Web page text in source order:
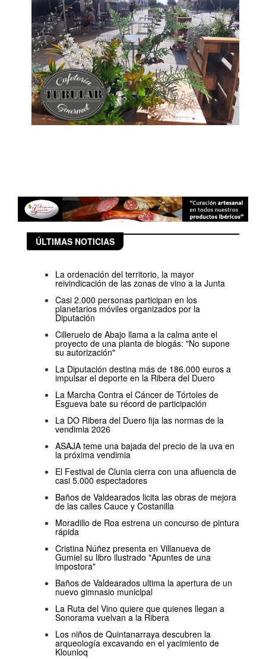
ÚLTIMAS NOTICIAS
La ordenación del territorio, la mayor
reivindicación de las zonas de vino a la Junta
Casi 2.000 personas participan en los
planetarios móviles organizados por la
Diputación
Cilleruelo de Abajo llama a la calma ante el
proyecto de una planta de biogás: "No supone
su autorización"
La Diputación destina más de 186.000 euros a
impulsar el deporte en la Ribera del Duero
La Marcha Contra el Cáncer de Tórtoles de
Esgueva bate su récord de participación
La DO Ribera del Duero fija las normas de la
vendimia 2026
ASAJA teme una bajada del precio de la uva en
la próxima vendimia
El Festival de Clunia cierra con una afluencia de
casi 5.000 espectadores
Baños de Valdearados licita las obras de mejora
de las calles Cauce y Costanilla
Moradillo de Roa estrena un concurso de pintura
rápida
Cristina Núñez presenta en Villanueva de
Gumiel su libro ilustrado "Apuntes de una
impostora"
Baños de Valdearados ultima la apertura de un
nuevo gimnasio municipal
La Ruta del Vino quiere que quienes llegan a
Sonorama vuelvan a la Ribera
Los niños de Quintanarraya descubren la
arqueología excavando en el yacimiento de
Klounioq